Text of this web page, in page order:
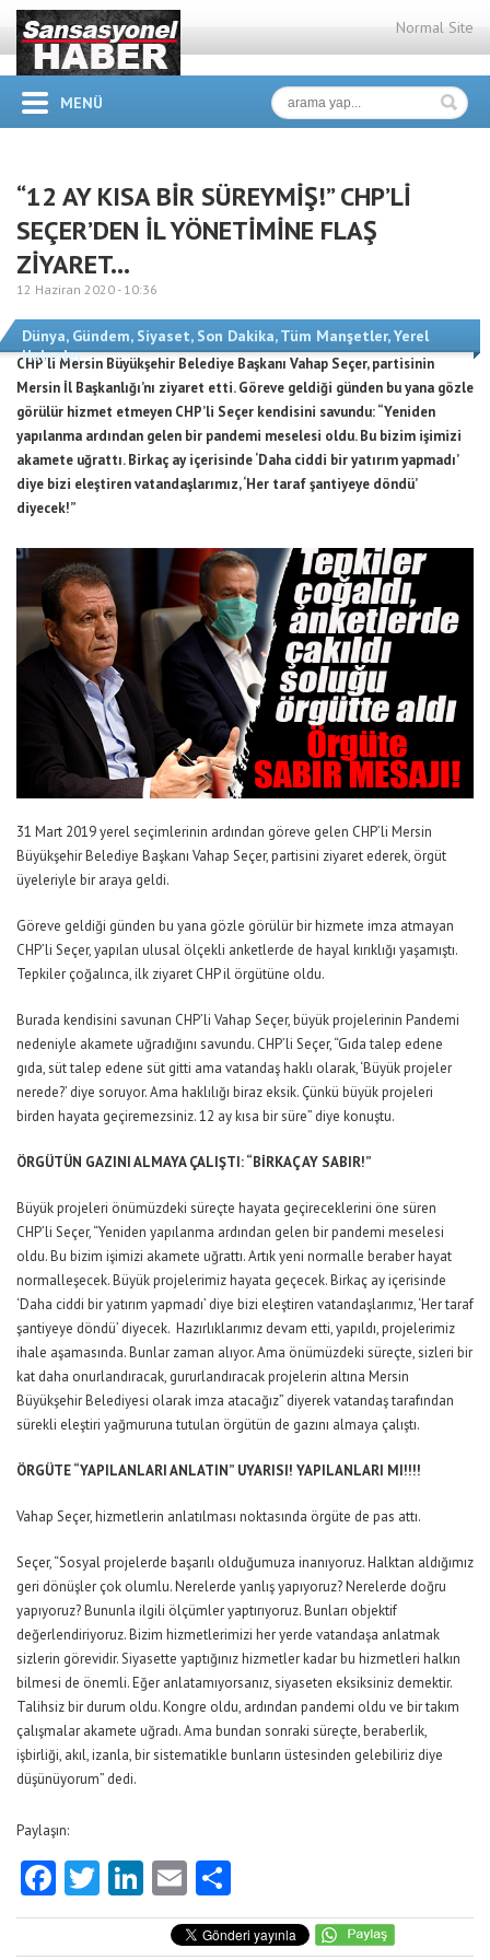
Normal Site
MENÜ
“12 AY KISA BİR SÜREYMİŞ!” CHP’Lİ
SEÇER’DEN İL YÖNETİMİNE FLAŞ
ZİYARET…
12 Haziran 2020 - 10:36
Dünya, Gündem, Siyaset, Son Dakika,Tüm Manşetler,Yerel
Haberler
CHP’li Mersin Büyükşehir Belediye Başkanı Vahap Seçer, partisinin
Mersin İl Başkanlığı’nı ziyaret etti. Göreve geldiği günden bu yana gözle
görülür hizmet etmeyen CHP’li Seçer kendisini savundu: “Yeniden
yapılanma ardından gelen bir pandemi meselesi oldu. Bu bizim işimizi
akamete uğrattı. Birkaç ay içerisinde ‘Daha ciddi bir yatırım yapmadı’
diye bizi eleştiren vatandaşlarımız, ‘Her taraf şantiyeye döndü’
diyecek!”
31 Mart 2019 yerel seçimlerinin ardından göreve gelen CHP’li Mersin
Büyükşehir Belediye Başkanı Vahap Seçer, partisini ziyaret ederek, örgüt
üyeleriyle bir araya geldi.
Göreve geldiği günden bu yana gözle görülür bir hizmete imza atmayan
CHP’li Seçer, yapılan ulusal ölçekli anketlerde de hayal kırıklığı yaşamıştı.
Tepkiler çoğalınca, ilk ziyaret CHP il örgütüne oldu.
Burada kendisini savunan CHP’li Vahap Seçer, büyük projelerinin Pandemi
nedeniyle akamete uğradığını savundu. CHP’li Seçer, “Gıda talep edene
gıda, süt talep edene süt gitti ama vatandaş haklı olarak, ‘Büyük projeler
nerede?’ diye soruyor. Ama haklılığı biraz eksik. Çünkü büyük projeleri
birden hayata geçiremezsiniz. 12 ay kısa bir süre” diye konuştu.
ÖRGÜTÜN GAZINI ALMAYA ÇALIŞTI: “BİRKAÇ AY SABIR!”
Büyük projeleri önümüzdeki süreçte hayata geçireceklerini öne süren
CHP’li Seçer, “Yeniden yapılanma ardından gelen bir pandemi meselesi
oldu. Bu bizim işimizi akamete uğrattı. Artık yeni normalle beraber hayat
normalleşecek. Büyük projelerimiz hayata geçecek. Birkaç ay içerisinde
‘Daha ciddi bir yatırım yapmadı’ diye bizi eleştiren vatandaşlarımız, ‘Her taraf
şantiyeye döndü’ diyecek. Hazırlıklarımız devam etti, yapıldı, projelerimiz
ihale aşamasında. Bunlar zaman alıyor. Ama önümüzdeki süreçte, sizleri bir
kat daha onurlandıracak, gururlandıracak projelerin altına Mersin
Büyükşehir Belediyesi olarak imza atacağız” diyerek vatandaş tarafından
sürekli eleştiri yağmuruna tutulan örgütün de gazını almaya çalıştı.
ÖRGÜTE “YAPILANLARI ANLATIN” UYARISI! YAPILANLARI MI!!!!
Vahap Seçer, hizmetlerin anlatılması noktasında örgüte de pas attı.
Seçer, “Sosyal projelerde başarılı olduğumuza inanıyoruz. Halktan aldığımız
geri dönüşler çok olumlu. Nerelerde yanlış yapıyoruz? Nerelerde doğru
yapıyoruz? Bununla ilgili ölçümler yaptırıyoruz. Bunları objektif
değerlendiriyoruz. Bizim hizmetlerimizi her yerde vatandaşa anlatmak
sizlerin görevidir. Siyasette yaptığınız hizmetler kadar bu hizmetleri halkın
bilmesi de önemli. Eğer anlatamıyorsanız, siyaseten eksiksiniz demektir.
Talihsiz bir durum oldu. Kongre oldu, ardından pandemi oldu ve bir takım
çalışmalar akamete uğradı. Ama bundan sonraki süreçte, beraberlik,
işbirliği, akıl, izanla, bir sistematikle bunların üstesinden gelebiliriz diye
düşünüyorum” dedi.
Paylaşın:
Facebook
Twitter
LinkedIn
Email